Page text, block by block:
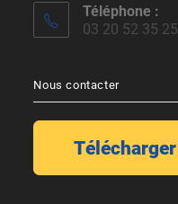
Téléphone :
03 20 52 35 25
Nous contacter